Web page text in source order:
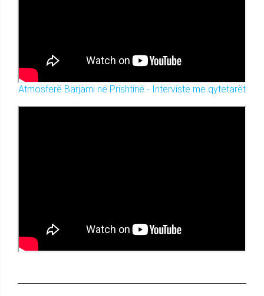
Atmosferë Barjami në Prishtinë - Intervistë me qytetarët